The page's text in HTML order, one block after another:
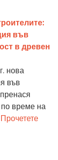
във
в древен
нова
във
по време на